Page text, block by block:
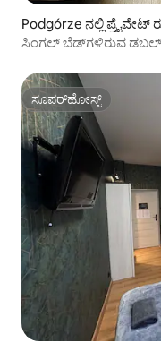
Podgórze ನಲ್ಲಿ
ಸಿಂಗಲ್ ಬೆಡ್‌ಗಳಿರುವ
ಸೂಪರ್‌ಹೋಸ್ಟ್
ಸೂಪರ್‌ಹೋಸ್ಟ್